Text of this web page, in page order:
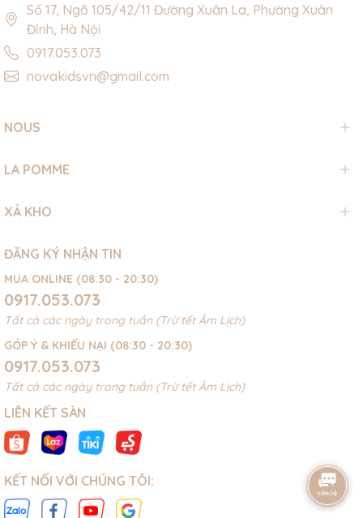
Số 17, Ngõ 105/42/11 Đường Xuân La, Phường Xuân
Đỉnh, Hà Nội
0917.053.073
novakidsvn@gmail.com
NOUS
LA POMME
XẢ KHO
ĐĂNG KÝ NHẬN TIN
MUA ONLINE (08:30 - 20:30)
0917.053.073
Tất cả các ngày trong tuần (Trừ tết Âm Lịch)
GÓP Ý & KHIẾU NẠI (08:30 - 20:30)
0917.053.073
Tất cả các ngày trong tuần (Trừ tết Âm Lịch)
LIÊN KẾT SÀN
KẾT NỐI VỚI CHÚNG TÔI: